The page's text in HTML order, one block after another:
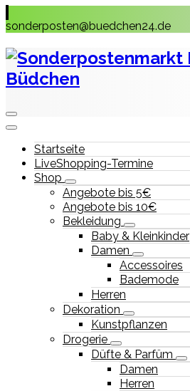
to
sonderposten@buedchen24.de
Startseite
LiveShopping-Termine
Shop
Angebote bis 5€
Angebote bis 10€
Bekleidung
Baby & Kleinkinder
Damen
Accessoires
Bademode
Herren
Dekoration
Kunstpflanzen
Drogerie
Düfte & Parfüm
Damen
Herren